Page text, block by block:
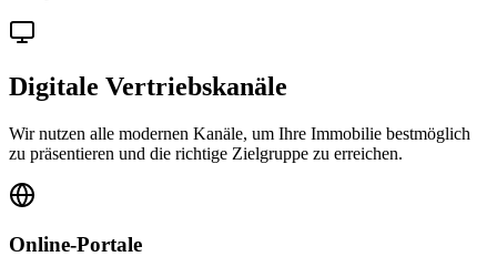
Digitale Vertriebskanäle
Wir nutzen alle modernen Kanäle, um Ihre Immobilie bestmöglich
zu präsentieren und die richtige Zielgruppe zu erreichen.
Online-Portale